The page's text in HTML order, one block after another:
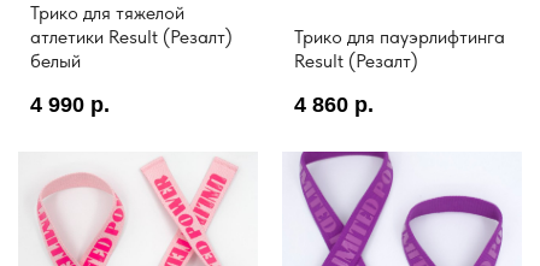
Трико для тяжелой
атлетики Result (Резалт)
белый
4 990 р.
Трико для пауэрлифтинга
Result (Резалт)
4 860 р.